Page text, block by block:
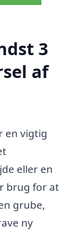
3
af
en vigtig
eller en
brug for at
grube,
ny